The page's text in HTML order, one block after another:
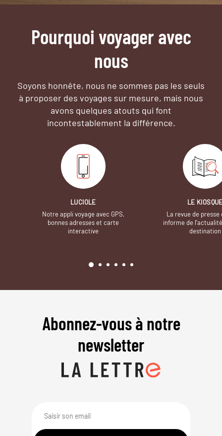
Pourquoi voyager avec
nous
Soyons honnête, nous ne sommes pas les seuls
à proposer des voyages sur mesure, mais nous
avons quelques atouts qui font
incontestablement la différence.
LUCIOLE
Notre appli voyage avec GPS,
bonnes adresses et carte
interactive
LE
La revue de presse
informe de
destination
Abonnez-vous à notre
newsletter